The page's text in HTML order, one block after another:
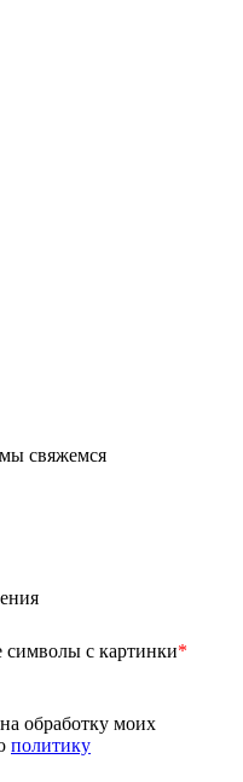
свяжемся
символы с картинки*
обработку моих
политику